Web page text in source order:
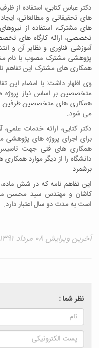
دکتر عباس کتابی، استفاده از
های تحقیقاتی و مطالعاتی،
های مشترک، استفاده از
تخصصی، ارائه کارگاه های
آموزشی فناوری و نظایر آن و
پژوهشی مشترک مصوب با نام
همکاری های مشترک این تفاهم
وی اظهار داشت: با امضاء این
متخصصین بر اساس نیاز پروژه
همکاری های متخصصین طرفین
می شود.
دکتر کتابی، ارائه خدمات
برای اجرای پروژه های پژوهشی
همکاری های فنی جهت تاسیس
دانشگاه را از دیگر موارد
برشمرد.
این تفاهم نامه که در شش
کاشان و مهندس سید محسن
است به مدت دو سال اعتبار دارد.
آخرین ویرایش ۰۸ مرداد ۱۳۹۱
نظر شما :